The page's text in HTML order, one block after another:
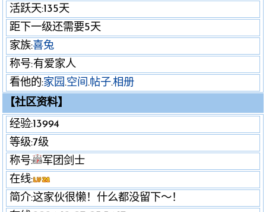
活跃天:135天
距下一级还需要5天
家族:喜兔
称号:有爱家人
看他的:家园.空间.帖子.相册
【社区资料】
经验:13994
等级:7级
称号:
军团剑士
在线:
简介:这家伙很懒！什么都没留下～！